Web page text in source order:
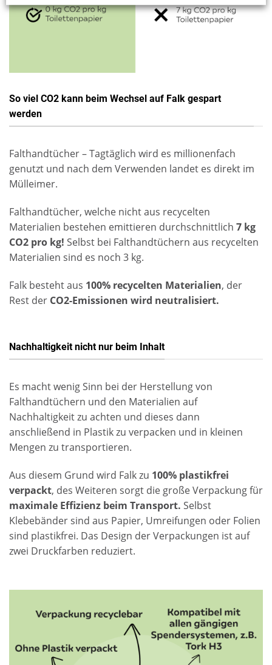
So viel CO2 kann beim Wechsel auf Falk gespart
werden
Falthandtücher – Tagtäglich wird es millionenfach
genutzt und nach dem Verwenden landet es direkt im
Mülleimer.
Falthandtücher, welche nicht aus recycelten
Materialien bestehen emittieren durchschnittlich 7 kg
CO2 pro kg! Selbst bei Falthandtüchern aus recycelten
Materialien sind es noch 3 kg.
Falk besteht aus 100% recycelten Materialien, der
Rest der CO2-Emissionen wird neutralisiert.
Nachhaltigkeit nicht nur beim Inhalt
Es macht wenig Sinn bei der Herstellung von
Falthandtüchern und den Materialien auf
Nachhaltigkeit zu achten und dieses dann
anschließend in Plastik zu verpacken und in kleinen
Mengen zu transportieren.
Aus diesem Grund wird Falk zu 100% plastikfrei
verpackt, des Weiteren sorgt die große Verpackung für
maximale Effizienz beim Transport. Selbst
Klebebänder sind aus Papier, Umreifungen oder Folien
sind plastikfrei. Das Design der Verpackungen ist auf
zwei Druckfarben reduziert.